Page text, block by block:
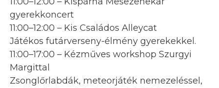
gyerekkoncert
11:00–12:00 – Kis Családos Alleycat
Játékos futárverseny-élmény gyerekekkel.
11:00–17:00 – Kézműves workshop Szurgyi
Margittal
Zsonglőrlabdák, meteorjáték nemezeléssel,